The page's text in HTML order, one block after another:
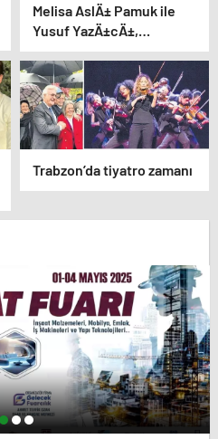
Melisa AslÄ± Pamuk ile
Yusuf YazÄ±cÄ±,
oÄullarÄ±nÄ±n
yÃ¼zÃ¼nÃ¼ ilk kez
gÃ¶sterdi
Trabzon’da tiyatro zamanı